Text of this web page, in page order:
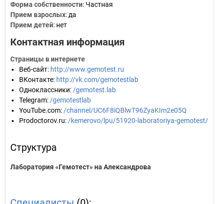
Форма собственности: Частная
Прием взрослых: да
Прием детей: нет
Контактная информация
Страницы в интернете
Веб-сайт: http://www.gemotest.ru
ВКонтакте: http://vk.com/gemotestlab
Одноклассники: /gemotest.lab
Telegram: /gemotestlab
YouTube.com: /channel/UC6F8iQBlwT96ZyaKIm2e05Q
Prodoctorov.ru: /kemerovo/lpu/51920-laboratoriya-gemotest/
Структура
Лаборатория «Гемотест» на Александрова